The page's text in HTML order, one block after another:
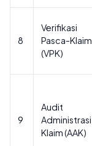
8
Verifikasi
Pasca-Klaim
(VPK)
9
Audit
Administrasi
Klaim (AAK)